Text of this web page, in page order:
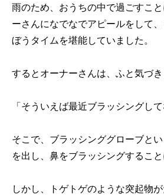
雨のため、おうちの中で過ごすこ
ーさんになでなでアピールをして
ぼうタイムを堪能していました。
するとオーナーさんは、ふと気づき
「そういえば最近ブラッシングして
そこで、ブラッシンググローブと
を出し、鼻をブラッシングすること
しかし、トゲトゲのような突起物